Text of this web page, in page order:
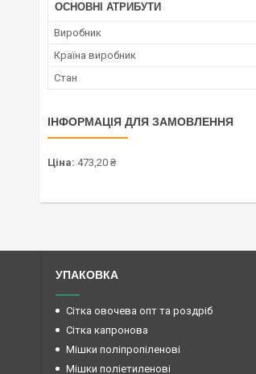
ОСНОВНІ АТРИБУТИ
Виробник
Країна виробник
Стан
ІНФОРМАЦІЯ ДЛЯ ЗАМОВЛЕННЯ
Ціна: 473,20 ₴
УПАКОВКА
Сітка овочева опт та роздріб
Сітка капронова
Мішки поліпропіленові
Мішки поліетиленові